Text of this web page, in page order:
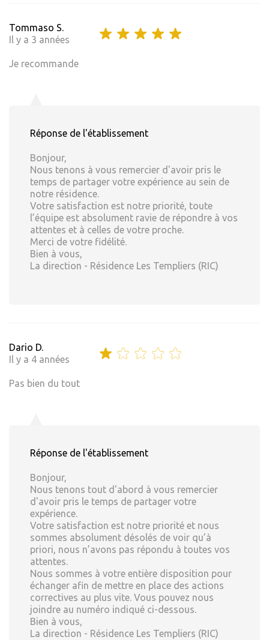
Tommaso S.
Il y a 3 années
Je recommande
Réponse de l'établissement
Bonjour,
Nous tenons à vous remercier d'avoir pris le
temps de partager votre expérience au sein de
notre résidence.
Votre satisfaction est notre priorité, toute
l’équipe est absolument ravie de répondre à vos
attentes et à celles de votre proche.
Merci de votre fidélité.
Bien à vous,
La direction - Résidence Les Templiers (RIC)
Dario D.
Il y a 4 années
Pas bien du tout
Réponse de l'établissement
Bonjour,
Nous tenons tout d'abord à vous remercier
d'avoir pris le temps de partager votre
expérience.
Votre satisfaction est notre priorité et nous
sommes absolument désolés de voir qu’à
priori, nous n’avons pas répondu à toutes vos
attentes.
Nous sommes à votre entière disposition pour
échanger afin de mettre en place des actions
correctives au plus vite. Vous pouvez nous
joindre au numéro indiqué ci-dessous.
Bien à vous,
La direction - Résidence Les Templiers (RIC)